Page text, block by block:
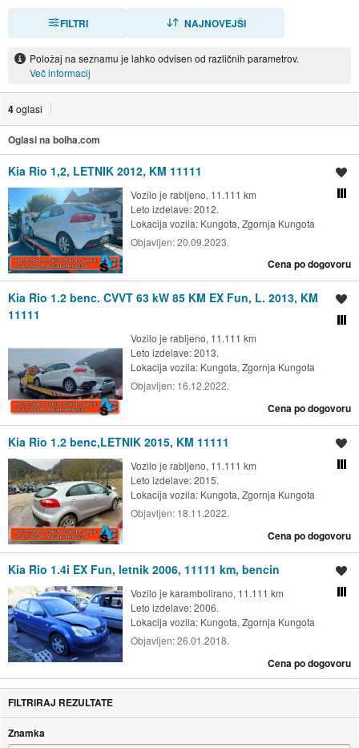
FILTRI NAJNOVEJŠI
Položaj na seznamu je lahko odvisen od različnih parametrov.
Več informacij
4oglasi
Oglasi na bolha.com
Kia Rio 1,2, LETNIK 2012, KM 11111
Vozilo je rabljeno, 11.111 km
Leto izdelave: 2012.
Lokacija vozila: Kungota, Zgornja Kungota
Objavljen:20.09.2023.
Cena po dogovoru
Kia Rio 1.2 benc. CVVT 63 kW 85 KM EX Fun, L. 2013, KM
11111
Vozilo je rabljeno, 11.111 km
Leto izdelave: 2013.
Lokacija vozila: Kungota, Zgornja Kungota
Objavljen: 16.12.2022.
Cena po dogovoru
Kia Rio 1.2 benc,LETNIK 2015, KM 11111
Vozilo je rabljeno, 11.111 km
Leto izdelave: 2015.
Lokacija vozila: Kungota, Zgornja Kungota
Objavljen: 18.11.2022.
Cena po dogovoru
Kia Rio 1.4i EX Fun, letnik 2006, 11111 km, bencin
Vozilo je karambolirano, 11.111 km
Leto izdelave: 2006.
Lokacija vozila: Kungota, Zgornja Kungota
Objavljen:26.01.2018.
Cena po dogovoru
FILTRIRAJ REZULTATE
Znamka